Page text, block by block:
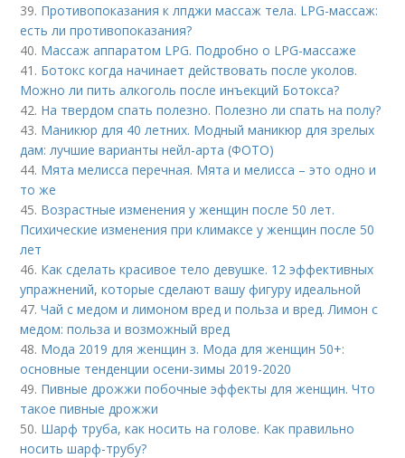
39. Противопоказания к лпджи массаж тела. LPG-массаж:
есть ли противопоказания?
40. Массаж аппаратом LPG. Подробно о LPG-массаже
41. Ботокс когда начинает действовать после уколов.
Можно ли пить алкоголь после инъекций Ботокса?
42. На твердом спать полезно. Полезно ли спать на полу?
43. Маникюр для 40 летних. Модный маникюр для зрелых
дам: лучшие варианты нейл-арта (ФОТО)
44. Мята мелисса перечная. Мята и мелисса – это одно и
то же
45. Возрастные изменения у женщин после 50 лет.
Психические изменения при климаксе у женщин после 50
лет
46. Как сделать красивое тело девушке. 12 эффективных
упражнений, которые сделают вашу фигуру идеальной
47.Чай с медом и лимоном вред и польза и вред. Лимон с
медом: польза и возможный вред
48. Мода 2019 для женщин з. Мода для женщин 50+:
основные тенденции осени-зимы 2019-2020
49. Пивные дрожжи побочные эффекты для женщин. Что
такое пивные дрожжи
50. Шарф труба, как носить на голове. Как правильно
носить шарф-трубу?